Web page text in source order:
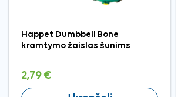
Happet Dumbbell Bone
kramtymo žaislas šunims
2,79 €